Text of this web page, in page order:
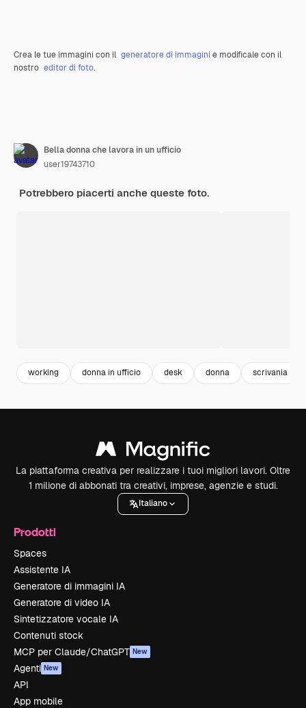
Crea le tue immagini con il generatore di immagini e modificale con il
nostro editor di foto.
Bella donna che lavora in un ufficio
user19743710
Potrebbero piacerti anche queste foto.
working donna in ufficio desk donna scrivania
La piattaforma creativa per realizzare i tuoi migliori lavori. Oltre
1 milione di abbonati tra creativi, imprese, agenzie e studi.
Italiano
Prodotti
Spaces
Assistente IA
Generatore di immagini IA
Generatore di video IA
Sintetizzatore vocale IA
Contenuti stock
MCP per Claude/ChatGPT New
Agenti New
API
App mobile